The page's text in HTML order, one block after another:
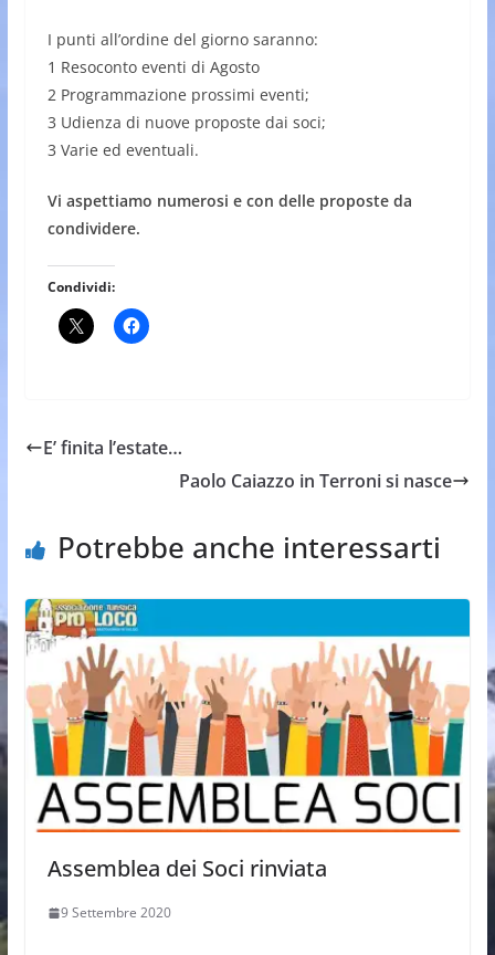
I punti all’ordine del giorno saranno:
1 Resoconto eventi di Agosto
2 Programmazione prossimi eventi;
3 Udienza di nuove proposte dai soci;
3 Varie ed eventuali.
Vi aspettiamo numerosi e con delle proposte da
condividere.
Condividi:
E’ finita l’estate…
Paolo Caiazzo in Terroni si nasce
Potrebbe anche interessarti
Assemblea dei Soci rinviata
9 Settembre 2020